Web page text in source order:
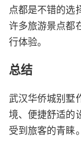
点都是不错的选
许多旅游景点都
行体验。
总结
武汉华侨城别墅
境、便捷舒适的
受到旅客的青睐